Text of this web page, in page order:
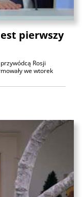
pierwszy
Rosji
we wtorek